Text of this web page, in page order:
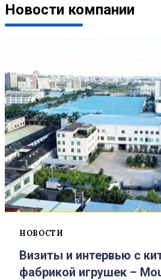
Новости компании
НОВОСТИ
Визиты и интервью с
фабрикой игрушек –